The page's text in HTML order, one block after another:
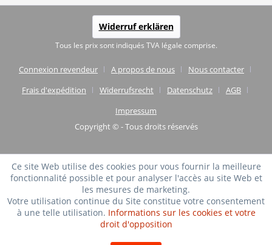
Widerruf erklären
Tous les prix sont indiqués TVA légale comprise.
Connexion revendeur A propos de nous
Nous contacter
Frais d'expédition
Widerrufsrecht Datenschutz
AGB
Impressum
Copyright © - Tous droits réservés
Ce site Web utilise des cookies pour vous fournir la meilleure
fonctionnalité possible et pour analyser l'accès au site Web et
les mesures de marketing.
Votre utilisation continue du Site constitue votre consentement
à une telle utilisation. Informations sur les cookies et votre
droit d'opposition